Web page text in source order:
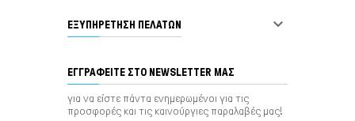
ΕΞΥΠΗΡΈΤΗΣΗ ΠΕΛΑΤΏΝ 
ΕΓΓΡΑΦΕΊΤΕ ΣΤΟ NEWSLETTER ΜΑΣ
για να είστε πάντα ενημερωμένοι για τις
προσφορές και τις καινούργιες παραλαβές μας!